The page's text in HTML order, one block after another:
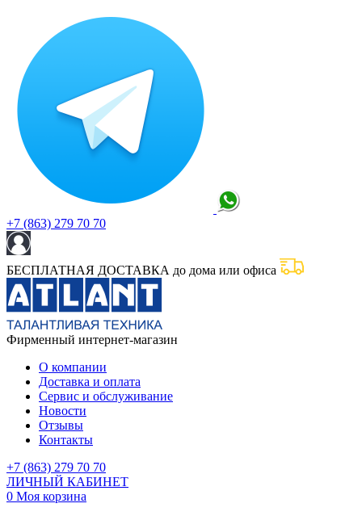
+7 (863) 279 70 70
БЕСПЛАТНАЯ ДОСТАВКА до дома или офиса
Фирменный интернет-магазин
О компании
Доставка и оплата
Сервис и обслуживание
Новости
Отзывы
Контакты
+7 (863) 279 70 70
ЛИЧНЫЙ КАБИНЕТ
0 Моя корзина